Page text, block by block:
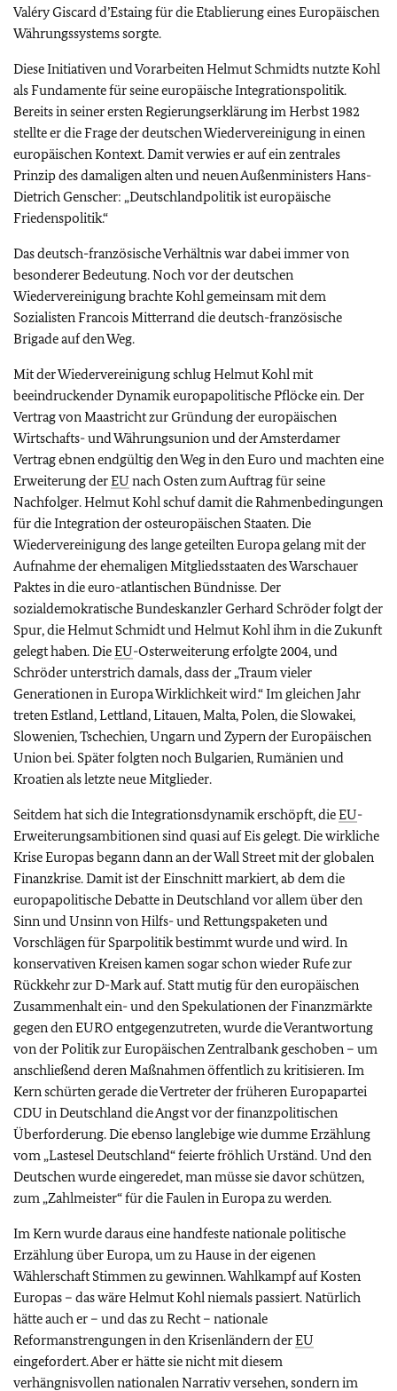
Valéry Giscard d’Estaing für die Etablierung eines Europäischen
Währungssystems sorgte.
Diese Initiativen und Vorarbeiten Helmut Schmidts nutzte Kohl
als Fundamente für seine europäische Integrationspolitik.
Bereits in seiner ersten Regierungserklärung im Herbst 1982
stellte er die Frage der deutschen Wiedervereinigung in einen
europäischen Kontext. Damit verwies er auf ein zentrales
Prinzip des damaligen alten und neuen Außenministers Hans-
Dietrich Genscher: „Deutschlandpolitik ist europäische
Friedenspolitik.“
Das deutsch-französische Verhältnis war dabei immer von
besonderer Bedeutung. Noch vor der deutschen
Wiedervereinigung brachte Kohl gemeinsam mit dem
Sozialisten Francois Mitterrand die deutsch-französische
Brigade auf den Weg.
Mit der Wiedervereinigung schlug Helmut Kohl mit
beeindruckender Dynamik europapolitische Pflöcke ein. Der
Vertrag von Maastricht zur Gründung der europäischen
Wirtschafts- und Währungsunion und der Amsterdamer
Vertrag ebnen endgültig den Weg in den Euro und machten eine
Erweiterung derEU nach Osten zum Auftrag für seine
Nachfolger. Helmut Kohl schuf damit die Rahmenbedingungen
für die Integration der osteuropäischen Staaten. Die
Wiedervereinigung des lange geteilten Europa gelang mit der
Aufnahme der ehemaligen Mitgliedsstaaten des Warschauer
Paktes in die euro-atlantischen Bündnisse. Der
sozialdemokratische Bundeskanzler Gerhard Schröder folgt der
Spur, die Helmut Schmidt und Helmut Kohl ihm in die Zukunft
gelegt haben. DieEU-Osterweiterung erfolgte 2004, und
Schröder unterstrich damals, dass der „Traum vieler
Generationen in Europa Wirklichkeit wird.“ Im gleichen Jahr
treten Estland, Lettland, Litauen, Malta, Polen, die Slowakei,
Slowenien, Tschechien, Ungarn und Zypern der Europäischen
Union bei. Später folgten noch Bulgarien, Rumänien und
Kroatien als letzte neue Mitglieder.
Seitdem hat sich die Integrationsdynamik erschöpft, dieEU-
Erweiterungsambitionen sind quasi auf Eis gelegt. Die wirkliche
Krise Europas begann dann an der Wall Street mit der globalen
Finanzkrise. Damit ist der Einschnitt markiert, ab dem die
europapolitische Debatte in Deutschland vor allem über den
Sinn und Unsinn von Hilfs- und Rettungspaketen und
Vorschlägen für Sparpolitik bestimmt wurde und wird. In
konservativen Kreisen kamen sogar schon wieder Rufe zur
Rückkehr zur D-Mark auf. Statt mutig für den europäischen
Zusammenhalt ein- und den Spekulationen der Finanzmärkte
gegen den EURO entgegenzutreten, wurde die Verantwortung
von der Politik zur Europäischen Zentralbank geschoben – um
anschließend deren Maßnahmen öffentlich zu kritisieren. Im
Kern schürten gerade die Vertreter der früheren Europapartei
CDU in Deutschland die Angst vor der finanzpolitischen
Überforderung. Die ebenso langlebige wie dumme Erzählung
vom „Lastesel Deutschland“ feierte fröhlich Urständ. Und den
Deutschen wurde eingeredet, man müsse sie davor schützen,
zum „Zahlmeister“ für die Faulen in Europa zu werden.
Im Kern wurde daraus eine handfeste nationale politische
Erzählung über Europa, um zu Hause in der eigenen
Wählerschaft Stimmen zu gewinnen. Wahlkampf auf Kosten
Europas – das wäre Helmut Kohl niemals passiert. Natürlich
hätte auch er – und das zu Recht – nationale
Reformanstrengungen in den Krisenländern derEU
eingefordert. Aber er hätte sie nicht mit diesem
verhängnisvollen nationalen Narrativ versehen, sondern im